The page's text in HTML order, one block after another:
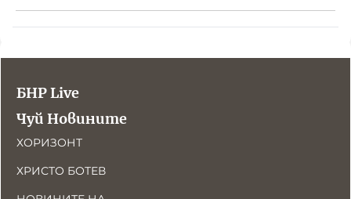
БНР Live
Чуй Новините
ХОРИЗОНТ
ХРИСТО БОТЕВ